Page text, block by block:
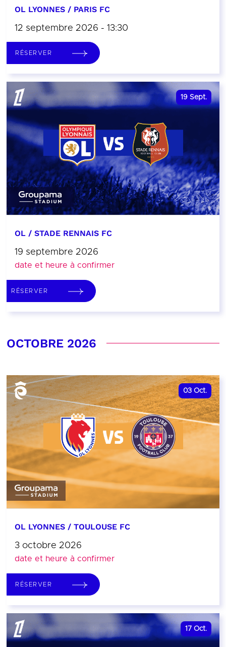
OL LYONNES / PARIS FC
12 septembre 2026 - 13:30
RÉSERVER
19 Sept.
OL / STADE RENNAIS FC
19 septembre 2026
date et heure à confirmer
RÉSERVER
OCTOBRE 2026
03 Oct.
OL LYONNES / TOULOUSE FC
3 octobre 2026
date et heure à confirmer
RÉSERVER
17 Oct.